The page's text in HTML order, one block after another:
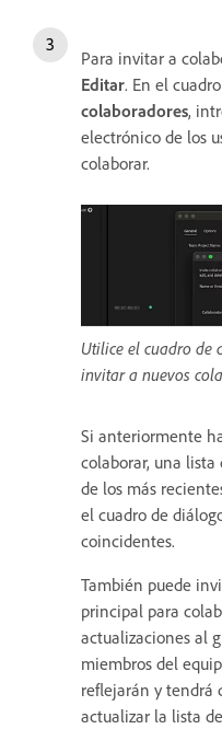
Para invitar a
Editar. En el
colaboradores,
electrónico de los
colaborar.
Utilice el cuadro de
invitar a nuevos
Si anteriormente
colaborar, una
de los más
el cuadro de
coincidentes.
También puede
principal para
actualizaciones al
miembros del
reflejarán y tendrá
actualizar la lista